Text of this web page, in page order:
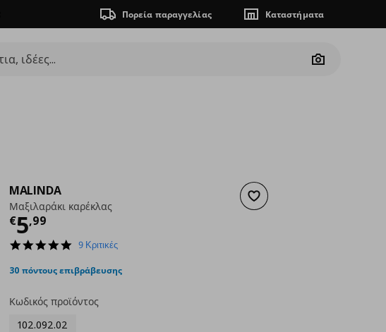
Πορεία παραγγελίας Καταστήματα
Camera
Προσθήκη στα αγαπημένα
MALINDA
Μαξιλαράκι καρέκλας
€5,99
Τρέχουσα τιμή
4.8
rating
9 Κριτικές
30 πόντους επιβράβευσης
Κωδικός προϊόντος
102.092.02